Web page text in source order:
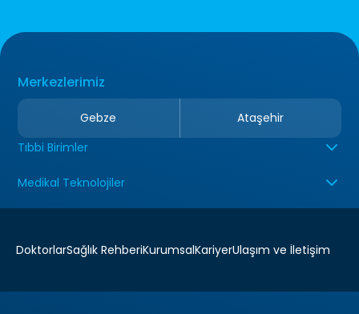
Merkezlerimiz
Gebze
Ataşehir
Tıbbi Birimler
Medikal Teknolojiler
DoktorlarSağlık RehberiKurumsalKariyerUlaşım ve İletişim